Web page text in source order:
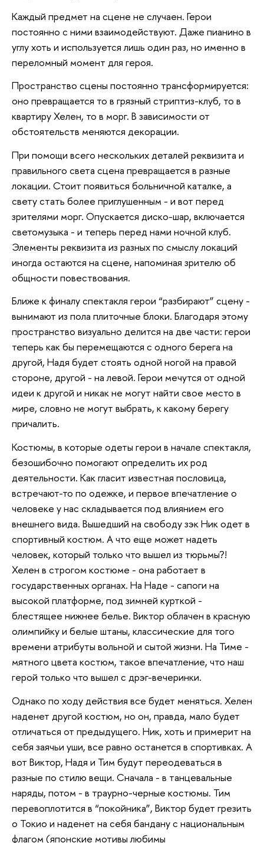
Каждый предмет на сцене не случаен. Герои
постоянно с ними взаимодействуют. Даже пианино в
углу хоть и используется лишь один раз, но именно в
переломный момент для героя.
Пространство сцены постоянно трансформируется:
оно превращается то в грязный стриптиз-клуб, то в
квартиру Хелен, то в морг. В зависимости от
обстоятельств меняются декорации.
При помощи всего нескольких деталей реквизита и
правильного света сцена превращается в разные
локации. Стоит появиться больничной каталке, а
свету стать более приглушенным - и вот перед
зрителями морг. Опускается диско-шар, включается
светомузыка - и теперь перед нами ночной клуб.
Элементы реквизита из разных по смыслу локаций
иногда остаются на сцене, напоминая зрителю об
общности повествования.
Ближе к финалу спектакля герои “разбирают” сцену -
вынимают из пола плиточные блоки. Благодаря этому
пространство визуально делится на две части: герои
теперь как бы перемещаются с одного берега на
другой, Надя будет стоять одной ногой на правой
стороне, другой - на левой. Герои мечутся от одной
идеи к другой и никак не могут найти свое место в
мире, словно не могут выбрать, к какому берегу
причалить.
Костюмы, в которые одеты герои в начале спектакля,
безошибочно помогают определить их род
деятельности. Как гласит известная пословица,
встречают-то по одежке, и первое впечатление о
человеке у нас складывается под влиянием его
внешнего вида. Вышедший на свободу зэк Ник одет в
спортивный костюм. А что еще может надеть
человек, который только что вышел из тюрьмы?!
Хелен в строгом костюме - она работает в
государственных органах. На Наде - сапоги на
высокой платформе, под зимней курткой -
блестящее нижнее белье. Виктор облачен в красную
олимпийку и белые штаны, классические для того
времени атрибуты вольной и сытой жизни. На Тиме -
мятного цвета костюм, такое впечатление, что наш
герой только что вышел с дрэг-вечеринки.
Однако по ходу действия все будет меняться. Хелен
наденет другой костюм, но он, правда, мало будет
отличаться от предыдущего. Ник, хоть и примерит на
себя заячьи уши, все равно останется в спортивках. А
вот Виктор, Надя и Тим будут переодеваться в
разные по стилю вещи. Сначала - в танцевальные
наряды, потом - в траурно-черные костюмы. Тим
перевоплотится в “покойника”, Виктор будет грезить
о Токио и наденет на себя бандану с национальным
флагом (японские мотивы любимы